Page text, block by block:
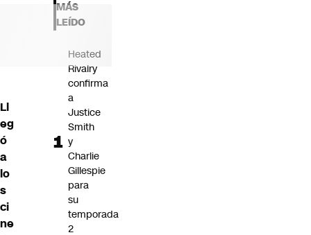
Futuro 360
Ll
eg
ó
a
lo
s
ci
ne
MÁS
LEÍDO
Heated
Rivalry
confirma
a
Justice
Smith
y
Charlie
Gillespie
para
su
temporada
2